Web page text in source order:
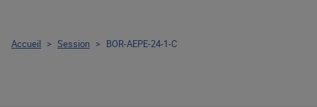
Accueil > Session > BOR-AEPE-24-1-C